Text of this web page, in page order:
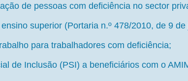
de pessoas com deficiência no sector
superior (Portaria n.º 478/2010, de 9 de
para trabalhadores com deficiência;
de Inclusão (PSI) a beneficiários com o